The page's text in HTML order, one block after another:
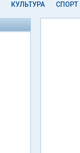
КУЛЬТУРА СПОРТ